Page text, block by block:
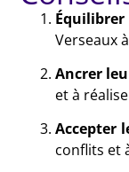
Verseaux
Ancrer
et à
Accepter
conflits et